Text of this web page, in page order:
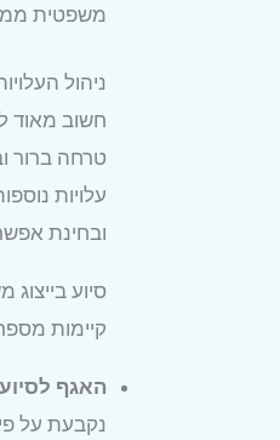
משפטית
ניהול
חשוב מאוד
טרחה ברור
עלויות
ובחינת
סיוע בייצוג
קיימות
האגף
נקבעת על